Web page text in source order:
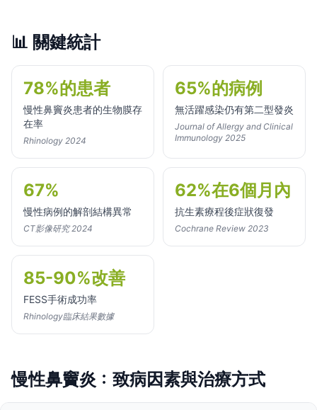
📊 關鍵統計
78%的患者
慢性鼻竇炎患者的生物膜存
在率
Rhinology 2024
65%的病例
無活躍感染仍有第二型發炎
Journal of Allergy and Clinical
Immunology 2025
67%
慢性病例的解剖結構異常
CT影像研究 2024
62%在6個月內
抗生素療程後症狀復發
Cochrane Review 2023
85-90%改善
FESS手術成功率
Rhinology臨床結果數據
慢性鼻竇炎：致病因素與治療方式